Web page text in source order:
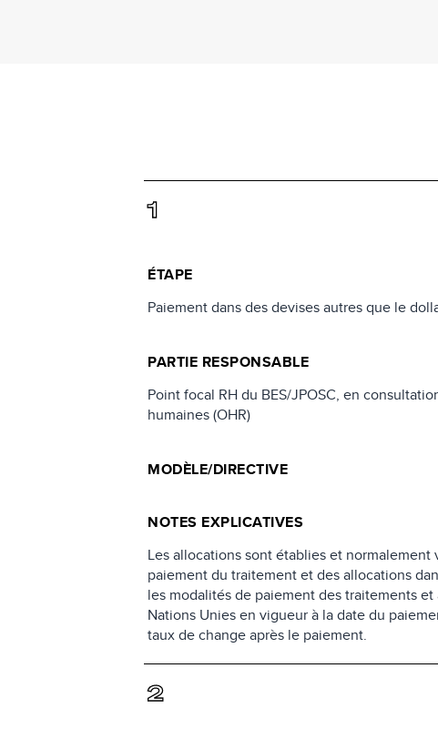
1
ÉTAPE
Paiement dans des devises autres que le
PARTIE RESPONSABLE
Point focal RH du BES/JPOSC, en
humaines (OHR)
MODÈLE/DIRECTIVE
NOTES EXPLICATIVES
Les allocations sont établies et
paiement du traitement et des allocations
les modalités de paiement des traitements
Nations Unies en vigueur à la date du
taux de change après le paiement.
2